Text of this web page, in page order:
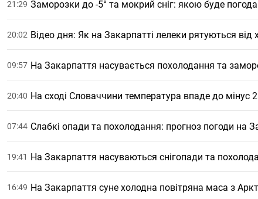
21:29 Заморозки до -5° та мокрий сніг: якою буде
20:02 Відео дня: Як на Закарпатті лелеки рятуються від
09:57 На Закарпаття насувається похолодання та
20:40 На сході Словаччини температура впаде до мінус
07:44 Слабкі опади та похолодання: прогноз погоди на
19:41 На Закарпаття насуваються снігопади та
16:49 На Закарпаття суне холодна повітряна маса з